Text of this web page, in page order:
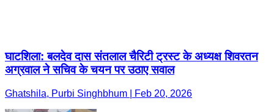
घाटशिला: बलदेव दास संतलाल चैरिटी ट्रस्ट के अध्यक्ष शिवरतन
अग्रवाल ने सचिव के चयन पर उठाए सवाल
Ghatshila, Purbi Singhbhum | Feb 20, 2026